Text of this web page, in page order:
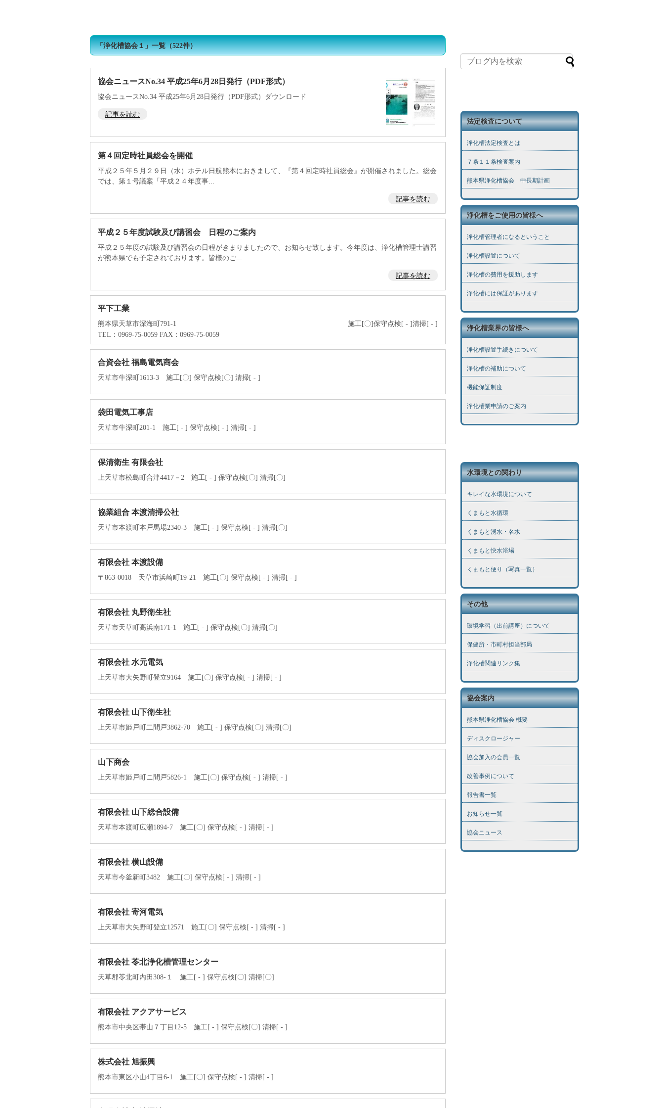
「浄化槽協会１」一覧（522件）
協会ニュースNo.34 平成25年6月28日発行（PDF形式）
協会ニュースNo.34 平成25年6月28日発行（PDF形式）ダウンロード
記事を読む
第４回定時社員総会を開催
平成２５年５月２９日（水）ホテル日航熊本におきまして、『第４回定時社員総会』が開催されました。総会
では、第１号議案「平成２４年度事...
記事を読む
平成２５年度試験及び講習会 日程のご案内
平成２５年度の試験及び講習会の日程がきまりましたので、お知らせ致します。今年度は、浄化槽管理士講習
が熊本県でも予定されております。皆様のご...
記事を読む
平下工業
熊本県天草市深海町791-1
TEL：0969-75-0059 FAX：0969-75-0059
施工[〇]保守点検[ - ]清掃[ - ]
合資会社 福島電気商会
天草市牛深町1613-3 施工[〇] 保守点検[〇] 清掃[ - ]
袋田電気工事店
天草市牛深町201-1 施工[ - ] 保守点検[ - ] 清掃[ - ]
保清衛生 有限会社
上天草市松島町合津4417－2 施工[ - ] 保守点検[〇] 清掃[〇]
協業組合 本渡清掃公社
天草市本渡町本戸馬場2340-3 施工[ - ] 保守点検[ - ] 清掃[〇]
有限会社 本渡設備
〒863-0018 天草市浜崎町19-21 施工[〇] 保守点検[ - ] 清掃[ - ]
有限会社 丸野衛生社
天草市天草町高浜南171-1 施工[ - ] 保守点検[〇] 清掃[〇]
有限会社 水元電気
上天草市大矢野町登立9164 施工[〇] 保守点検[ - ] 清掃[ - ]
有限会社 山下衛生社
上天草市姫戸町二間戸3862-70 施工[ - ] 保守点検[〇] 清掃[〇]
山下商会
上天草市姫戸町ニ間戸5826-1 施工[〇] 保守点検[ - ] 清掃[ - ]
有限会社 山下総合設備
天草市本渡町広瀬1894-7 施工[〇] 保守点検[ - ] 清掃[ - ]
有限会社 横山設備
天草市今釜新町3482 施工[〇] 保守点検[ - ] 清掃[ - ]
有限会社 寄河電気
上天草市大矢野町登立12571 施工[〇] 保守点検[ - ] 清掃[ - ]
有限会社 苓北浄化槽管理センター
天草郡苓北町内田308-１ 施工[ - ] 保守点検[〇] 清掃[〇]
有限会社 アクアサービス
熊本市中央区帯山７丁目12-5 施工[ - ] 保守点検[〇] 清掃[ - ]
株式会社 旭振興
熊本市東区小山4丁目6-1 施工[〇] 保守点検[ - ] 清掃[ - ]
法定検査について
浄化槽法定検査とは
７条１１条検査案内
熊本県浄化槽協会 中長期計画
浄化槽をご使用の皆様へ
浄化槽管理者になるということ
浄化槽設置について
浄化槽の費用を援助します
浄化槽には保証があります
浄化槽業界の皆様へ
浄化槽設置手続きについて
浄化槽の補助について
機能保証制度
浄化槽業申請のご案内
水環境との関わり
キレイな水環境について
くまもと水循環
くまもと湧水・名水
くまもと快水浴場
くまもと便り（写真一覧）
その他
環境学習（出前講座）について
保健所・市町村担当部局
浄化槽関連リンク集
協会案内
熊本県浄化槽協会 概要
ディスクロージャー
協会加入の会員一覧
改善事例について
報告書一覧
お知らせ一覧
協会ニュース